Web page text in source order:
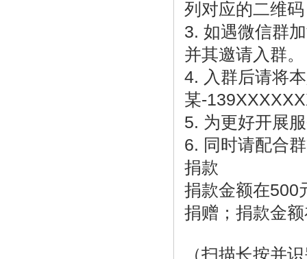
列对应的二维
3. 如遇微信群
并其邀请入群。
4. 入群后请将
某-
5. 为更好开展
6. 同时请配合
捐款
捐款金额在500
捐赠；捐款金
（扫描长按并